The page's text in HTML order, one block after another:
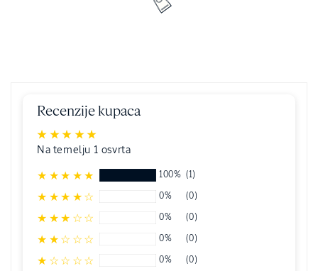
Recenzije kupaca
Na temelju 1 osvrta
100% (1)
0% (0)
0% (0)
0% (0)
0% (0)